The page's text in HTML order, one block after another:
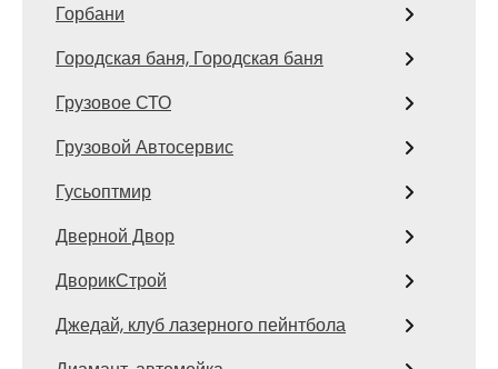
Горбани
Городская баня, Городская баня
Грузовое СТО
Грузовой Автосервис
Гусьоптмир
Дверной Двор
ДворикСтрой
Джедай, клуб лазерного пейнтбола